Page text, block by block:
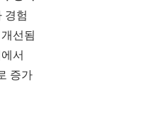
경험
선됨
서
증가